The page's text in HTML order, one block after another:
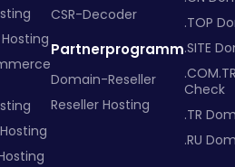
CSR-Decoder
Partnerprogramm
Domain-Reseller
Reseller Hosting
.TOP
.SITE
Check
.TR
.RU